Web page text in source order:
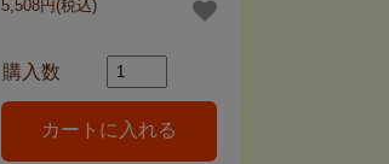
5,508円(税込)
購入数